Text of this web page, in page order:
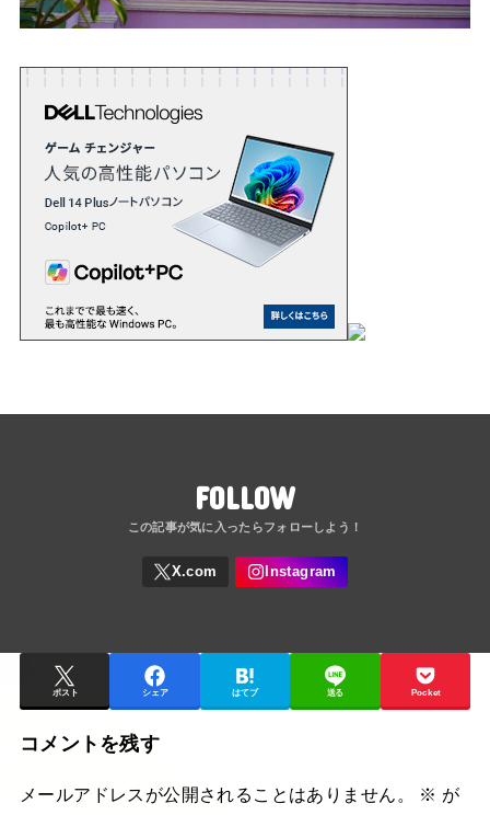
FOLLOW
ポスト シェア はてブ 送る Pocket
コメントを残す
メールアドレスが公開されることはありません。 ※ が